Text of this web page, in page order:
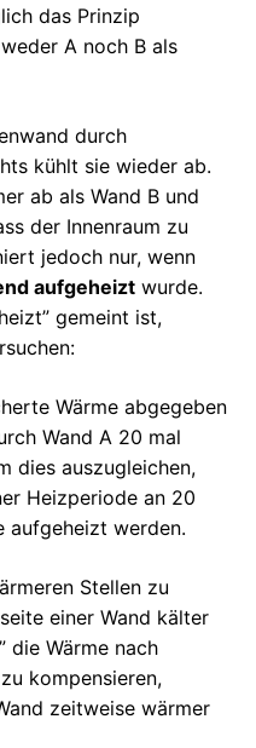
das Prinzip
A noch B als
durch
kühlt sie wieder ab.
ab als Wand B und
der Innenraum zu
jedoch nur, wenn
aufgeheizt wurde.
gemeint ist,
Wärme abgegeben
Wand A 20 mal
dies auszugleichen,
Heizperiode an 20
aufgeheizt werden.
Stellen zu
einer Wand kälter
die Wärme nach
kompensieren,
zeitweise wärmer